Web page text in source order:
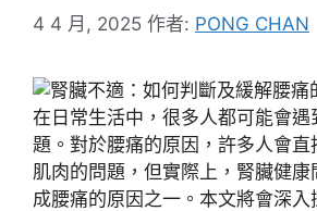
4 4 月, 2025 作者: PONG CHAN
在日常生活中，很多人都可能會遇
題。對於腰痛的原因，許多人會直
肌肉的問題，但實際上，腎臟健康
成腰痛的原因之一。本文將會深入